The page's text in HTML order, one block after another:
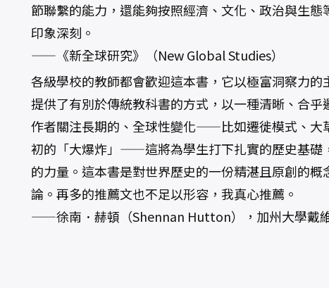
節聯繫的能力，還能夠按照經濟、文化、政治與生態
印象深刻。
——《新全球研究》（New Global Studies）
各級學校的教師都會歡迎這本書，它以極富洞察力的
提供了有別於傳統教科書的方式，以一種清晰、合乎
作者關注長期的、全球性變化——比如遷徙模式、大
初的「大爆炸」——這將為學生打下扎實的歷史基礎
的力量。這本書是對世界歷史的一份精湛且原創的
論。再多的推薦文也不足以形容，我真心推薦。
——徐南．赫頓（Shennan Hutton），加州大學戴